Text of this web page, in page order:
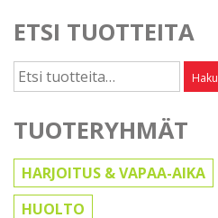
ETSI TUOTTEITA
Etsi: Haku
TUOTERYHMÄT
HARJOITUS & VAPAA-AIKA
HUOLTO